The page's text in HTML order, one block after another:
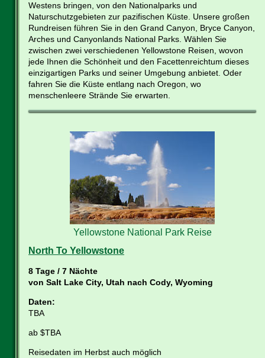
Westens bringen, von den Nationalparks und
Naturschutzgebieten zur pazifischen Küste. Unsere großen
Rundreisen führen Sie in den Grand Canyon, Bryce Canyon,
Arches und Canyonlands National Parks. Wählen Sie
zwischen zwei verschiedenen Yellowstone Reisen, wovon
jede Ihnen die Schönheit und den Facettenreichtum dieses
einzigartigen Parks und seiner Umgebung anbietet. Oder
fahren Sie die Küste entlang nach Oregon, wo
menschenleere Strände Sie erwarten.
Yellowstone National Park Reise
North To Yellowstone
8 Tage / 7 Nächte
von Salt Lake City, Utah nach Cody, Wyoming
Daten:
TBA
ab $TBA
Reisedaten im Herbst auch möglich